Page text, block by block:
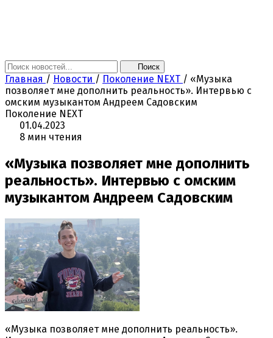
Поиск
Главная / Новости / Поколение NEXT / «Музыка
позволяет мне дополнить реальность». Интервью с
омским музыкантом Андреем Садовским
Поколение NEXT
01.04.2023
8 мин чтения
«Музыка позволяет мне дополнить
реальность». Интервью с омским
музыкантом Андреем Садовским
«Музыка позволяет мне дополнить реальность».